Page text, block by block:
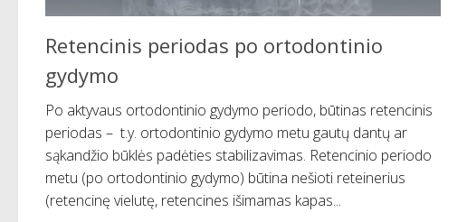
Retencinis periodas po ortodontinio
gydymo
Po aktyvaus ortodontinio gydymo periodo, būtinas retencinis
periodas – t.y. ortodontinio gydymo metu gautų dantų ar
sąkandžio būklės padėties stabilizavimas. Retencinio periodo
metu (po ortodontinio gydymo) būtina nešioti reteinerius
(retencinę vielutę, retencines išimamas kapas...